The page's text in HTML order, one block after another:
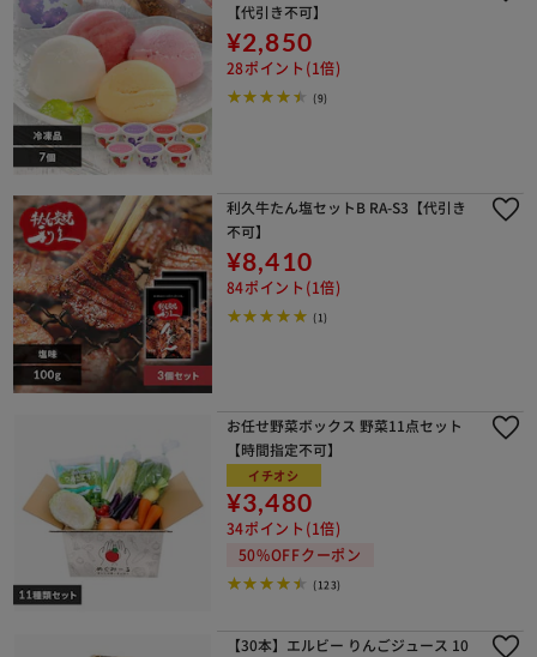
【代引き不可】
¥2,850
28ポイント(1倍)
(9)
利久牛たん塩セットB RA-S3【代引き
不可】
¥8,410
84ポイント(1倍)
(1)
お任せ野菜ボックス 野菜11点セット
【時間指定不可】
イチオシ
¥3,480
34ポイント(1倍)
50%OFFクーポン
(123)
【30本】エルビー りんごジュース 10